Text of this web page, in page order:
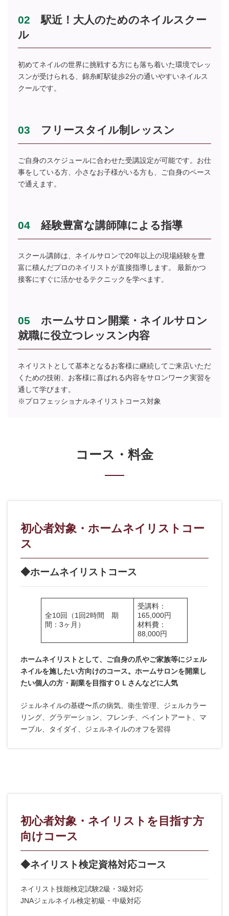
02 駅近！大人のためのネイルスクー
ル
初めてネイルの世界に挑戦する方にも落ち着いた環境でレッ
スンが受けられる、錦糸町駅徒歩2分の通いやすいネイルス
クールです。
03 フリースタイル制レッスン
ご自身のスケジュールに合わせた受講設定が可能です。お仕
事をしている方、小さなお子様がいる方も、ご自身のペース
で通えます。
04 経験豊富な講師陣による指導
スクール講師は、ネイルサロンで20年以上の現場経験を豊
富に積んだプロのネイリストが直接指導します。 最新かつ
接客にすぐに活かせるテクニックを学べます。
05 ホームサロン開業・ネイルサロン
就職に役立つレッスン内容
ネイリストとして基本となるお客様に継続してご来店いただ
くための技術、お客様に喜ばれる内容をサロンワーク実習を
通して学びます。
※プロフェッショナルネイリストコース対象
コース・料金
初心者対象・ホームネイリストコー
ス
◆ホームネイリストコース
全10回（1回2時間 期
間：3ヶ月）
受講料：
165,000円
材料費：
88,000円
ホームネイリストとして、ご自身の爪やご家族等にジェル
ネイルを施したい方向けのコース。ホームサロンを開業し
たい個人の方・副業を目指すＯＬさんなどに人気
ジェルネイルの基礎〜爪の病気、衛生管理、ジェルカラー
リング、グラデーション、フレンチ、ペイントアート、マ
ーブル、タイダイ、ジェルネイルのオフを習得
初心者対象・ネイリストを目指す方
向けコース
◆ネイリスト検定資格対応コース
ネイリスト技能検定試験2級・3級対応
JNAジェルネイル検定初級・中級対応